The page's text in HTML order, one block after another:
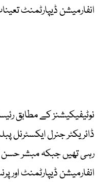
انفارمیشن ڈیپارٹمنٹ
نوٹیفیکیشنز کے مطابق
ڈائریکٹر جنرل
رہی تھیں جبکہ مبشر حسن
انفارمیشن ڈیپارٹمنٹ اور